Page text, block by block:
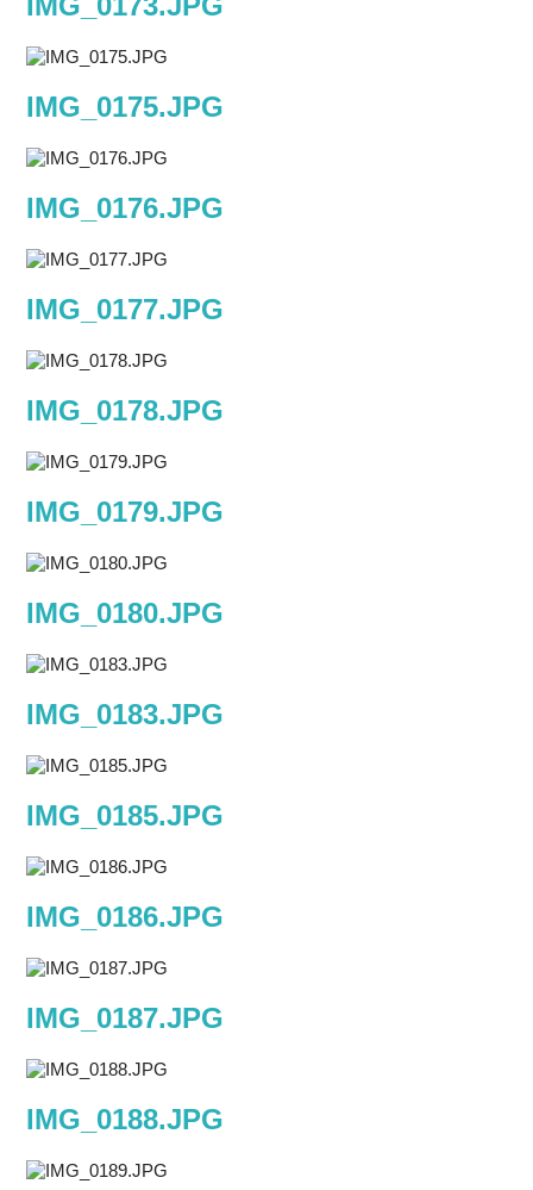
IMG_0175.JPG
IMG_0176.JPG
IMG_0177.JPG
IMG_0178.JPG
IMG_0179.JPG
IMG_0180.JPG
IMG_0183.JPG
IMG_0185.JPG
IMG_0186.JPG
IMG_0187.JPG
IMG_0188.JPG